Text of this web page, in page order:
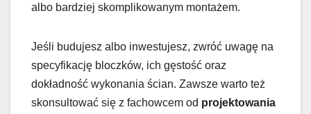
albo bardziej skomplikowanym montażem.
Jeśli budujesz albo inwestujesz, zwróć uwagę na
specyfikację bloczków, ich gęstość oraz
dokładność wykonania ścian. Zawsze warto też
skonsultować się z fachowcem od projektowania